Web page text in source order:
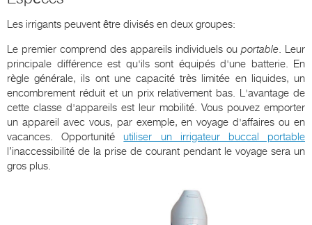
Les irrigants peuvent être divisés en deux groupes:
Le premier comprend des appareils individuels ou portable. Leur
principale différence est qu'ils sont équipés d'une batterie. En
règle générale, ils ont une capacité très limitée en liquides, un
encombrement réduit et un prix relativement bas. L'avantage de
cette classe d'appareils est leur mobilité. Vous pouvez emporter
un appareil avec vous, par exemple, en voyage d'affaires ou en
vacances. Opportunitéutiliser un irrigateur buccal portable
l’inaccessibilité de la prise de courant pendant le voyage sera un
gros plus.